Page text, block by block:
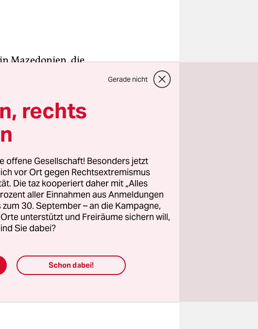
Mazedonien, die
Claude
Brüssel die
Union“.
vor das
er starke
die Neinsager
Gerade nicht
rechts
offene Gesellschaft! Besonders jetzt
vor Ort gegen Rechtsextremismus
Die taz kooperiert daher mit „Alles
aller Einnahmen aus Anmeldungen
zum 30. September – an die Kampagne,
unterstützt und Freiräume sichern will,
Sie dabei?
Schon dabei!